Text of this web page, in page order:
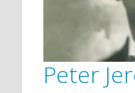
Peter